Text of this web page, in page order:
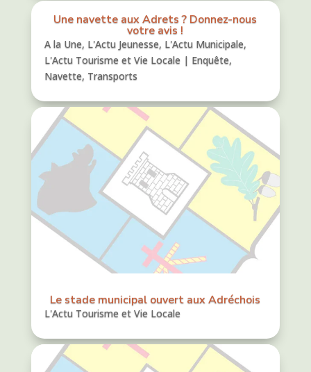
Une navette aux Adrets ? Donnez-nous
votre avis !
A la Une, L'Actu Jeunesse, L'Actu Municipale,
L'Actu Tourisme et Vie Locale| Enquête,
Navette, Transports
Le stade municipal ouvert aux Adréchois
L'Actu Tourisme et Vie Locale